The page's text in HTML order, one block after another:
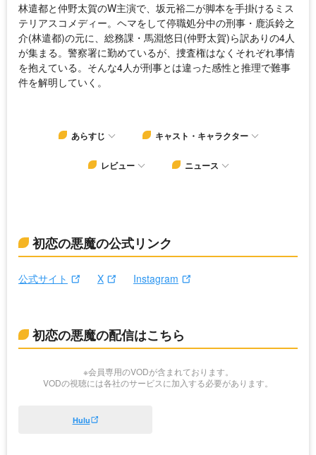
林遣都と仲野太賀のW主演で、坂元裕二が脚本を手掛けるミス
テリアスコメディー。ヘマをして停職処分中の刑事・鹿浜鈴之
介(林遣都)の元に、総務課・馬淵悠日(仲野太賀)ら訳ありの4人
が集まる。警察署に勤めているが、捜査権はなくそれぞれ事情
を抱えている。そんな4人が刑事とは違った感性と推理で難事
件を解明していく。
あらすじ キャスト・キャラクター
レビュー ニュース
初恋の悪魔の公式リンク
公式サイト X Instagram
初恋の悪魔の配信はこちら
※会員専用のVODが含まれております。
VODの視聴には各社のサービスに加入する必要があります。
Hulu